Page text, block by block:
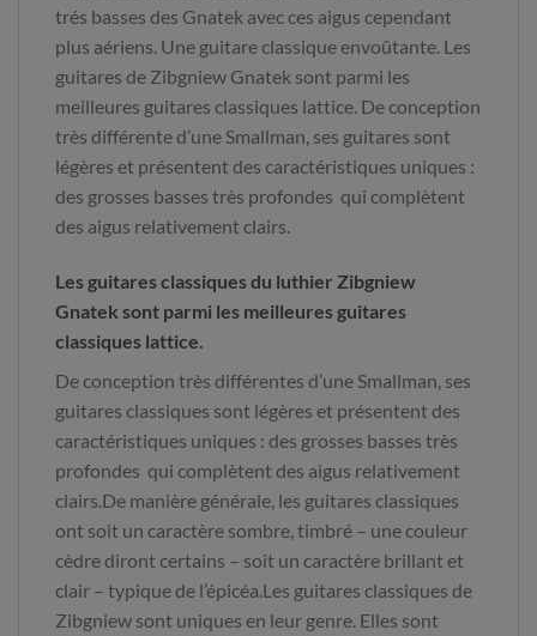
trés basses des Gnatek avec ces aigus cependant
plus aériens. Une guitare classique envoûtante. Les
guitares de Zibgniew Gnatek sont parmi les
meilleures guitares classiques lattice. De conception
très différente d’une Smallman, ses guitares sont
légères et présentent des caractéristiques uniques :
des grosses basses très profondes qui complètent
des aigus relativement clairs.
Les guitares classiques du luthier Zibgniew
Gnatek sont parmi les meilleures guitares
classiques lattice.
De conception très différentes d’une Smallman, ses
guitares classiques sont légères et présentent des
caractéristiques uniques : des grosses basses très
profondes qui complètent des aigus relativement
clairs.De manière générale, les guitares classiques
ont soit un caractère sombre, timbré – une couleur
cèdre diront certains – soit un caractère brillant et
clair – typique de l’épicéa.Les guitares classiques de
Zibgniew sont uniques en leur genre. Elles sont